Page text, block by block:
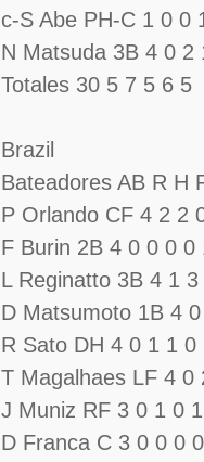
c-S Abe PH-C 1 0 0
N Matsuda 3B 4 0 2
Totales 30 5 7 5 6 5
Brazil
Bateadores AB R H
P Orlando CF 4 2 2
F Burin 2B 4 0 0 0 0
L Reginatto 3B 4 1
D Matsumoto 1B 4
R Sato DH 4 0 1 1 0
T Magalhaes LF 4 0
J Muniz RF 3 0 1 0
D Franca C 3 0 0 0